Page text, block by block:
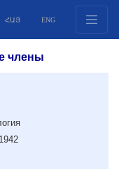
ՀԱՅ ENG
члены